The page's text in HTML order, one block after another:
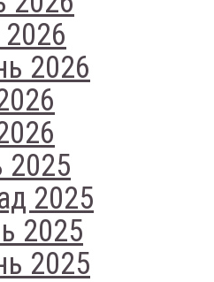
2026
2026
2025
2025
2025
2025